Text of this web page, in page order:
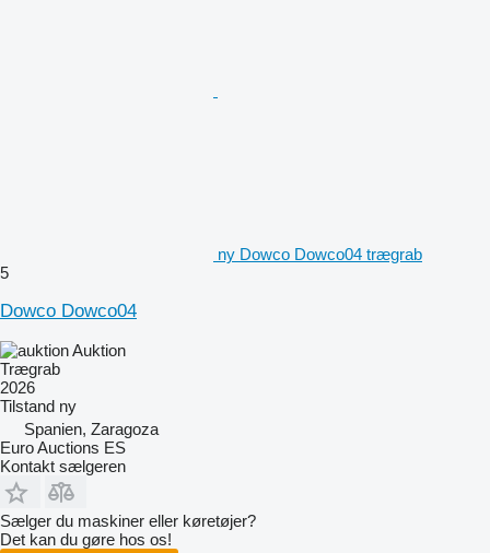
ny Dowco Dowco04 trægrab
5
Dowco Dowco04
Auktion
Trægrab
2026
Tilstand ny
Spanien, Zaragoza
Euro Auctions ES
Kontakt sælgeren
Sælger du maskiner eller køretøjer?
Det kan du gøre hos os!